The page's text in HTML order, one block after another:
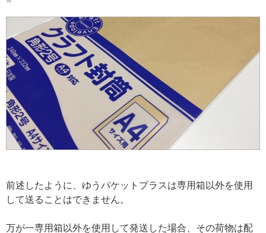
前述したように、ゆうパケットプラスは専用箱以外を使用
して送ることはできません。
万が一専用箱以外を使用して発送した場合、その荷物は配